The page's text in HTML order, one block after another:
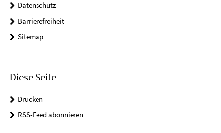
Datenschutz
Barrierefreiheit
Sitemap
Diese Seite
Drucken
RSS-Feed abonnieren